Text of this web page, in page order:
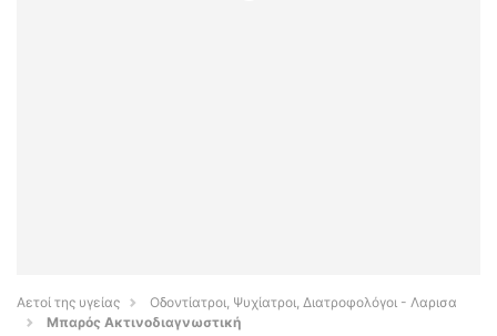
Αετοί της υγείας
Οδοντίατροι, Ψυχίατροι, Διατροφολόγοι - Λαρισα
Μπαρός Ακτινοδιαγνωστική